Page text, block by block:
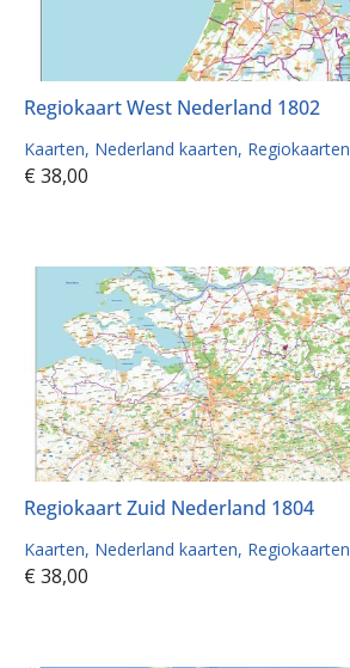
Regiokaart West Nederland 1802
Kaarten Nederland kaarten Regiokaarten
€ 38,00
Regiokaart Zuid Nederland 1804
Kaarten Nederland kaarten Regiokaarten
€ 38,00